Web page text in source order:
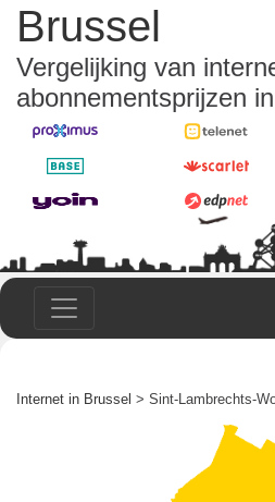
Brussel
Vergelijking van
abonnementsprijzen
Internet in Brussel > Sint-Lambrechts-